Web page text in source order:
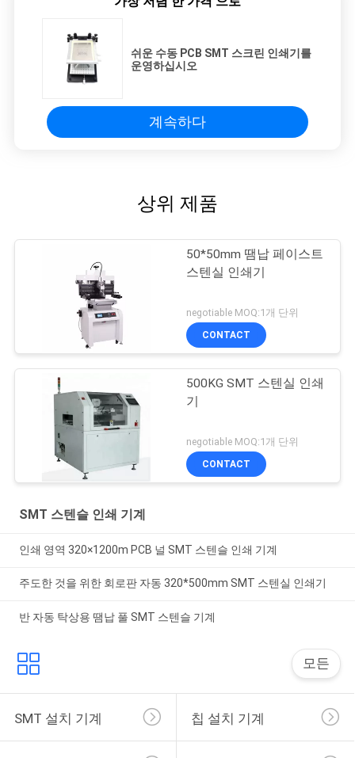
쉬운 수동 PCB SMT 스크린 인쇄기를
운영하십시오
계속하다
상위 제품
50*50mm 땜납 페이스트
스텐실 인쇄기
negotiable MOQ:1개 단위
CONTACT
500KG SMT 스텐실 인쇄
기
negotiable MOQ:1개 단위
CONTACT
SMT 스텐슬 인쇄 기계
인쇄 영역 320×1200m PCB 널 SMT 스텐슬 인쇄 기계
주도한 것을 위한 회로판 자동 320*500mm SMT 스텐실 인쇄기
반 자동 탁상용 땜납 풀 SMT 스텐슬 기계
모든
SMT 설치 기계 칩 설치 기계